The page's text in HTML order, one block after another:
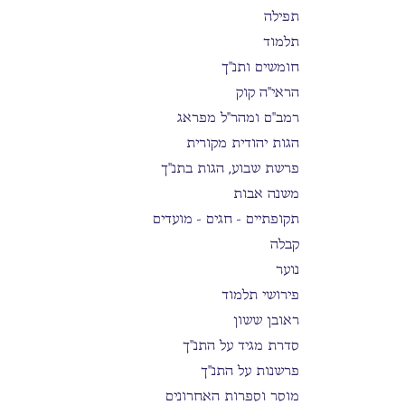
תפילה
תלמוד
חומשים ותנ"ך
הראי"ה קוק
רמב"ם ומהר"ל מפראג
הגות יהודית מקורית
פרשת שבוע, הגות בתנ"ך
משנה אבות
תקופתיים - חגים - מועדים
קבלה
נוער
פירושי תלמוד
ראובן ששון
סדרת מגיד על התנ"ך
פרשנות על התנ"ך
מוסר וספרות האחרונים